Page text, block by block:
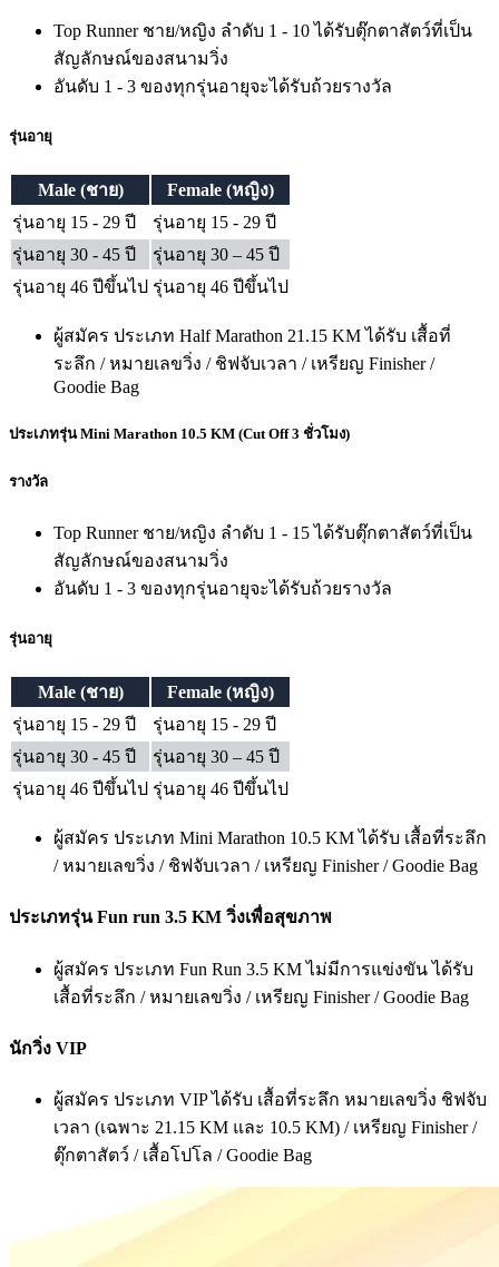
Top Runner ชาย/หญิง ลำดับ 1 - 10 ได้รับตุ๊กตาสัตว์ที่เป็น
สัญลักษณ์ของสนามวิ่ง
อันดับ 1 - 3 ของทุกรุ่นอายุจะได้รับถ้วยรางวัล
รุ่นอายุ
Male (ชาย)
Female (หญิง)
รุ่นอายุ 15 - 29 ปี
รุ่นอายุ 15 - 29 ปี
รุ่นอายุ 30 - 45 ปี
รุ่นอายุ 30 – 45 ปี
รุ่นอายุ 46 ปีขึ้นไป รุ่นอายุ 46 ปีขึ้นไป
ผู้สมัคร ประเภท Half Marathon 21.15 KM ได้รับ เสื้อที่
ระลึก / หมายเลขวิ่ง / ชิฟจับเวลา / เหรียญ Finisher /
Goodie Bag
ประเภทรุ่น Mini Marathon 10.5 KM (Cut Off 3 ชั่วโมง)
รางวัล
Top Runner ชาย/หญิง ลำดับ 1 - 15 ได้รับตุ๊กตาสัตว์ที่เป็น
สัญลักษณ์ของสนามวิ่ง
อันดับ 1 - 3 ของทุกรุ่นอายุจะได้รับถ้วยรางวัล
รุ่นอายุ
Male (ชาย)
Female (หญิง)
รุ่นอายุ 15 - 29 ปี
รุ่นอายุ 15 - 29 ปี
รุ่นอายุ 30 - 45 ปี
รุ่นอายุ 30 – 45 ปี
รุ่นอายุ 46 ปีขึ้นไป รุ่นอายุ 46 ปีขึ้นไป
ผู้สมัคร ประเภท Mini Marathon 10.5 KM ได้รับ เสื้อที่ระลึก
/ หมายเลขวิ่ง / ชิฟจับเวลา / เหรียญ Finisher / Goodie Bag
ประเภทรุ่น Fun run 3.5 KM วิ่งเพื่อสุขภาพ
ผู้สมัคร ประเภท Fun Run 3.5 KM ไม่มีการแข่งขัน ได้รับ
เสื้อที่ระลึก / หมายเลขวิ่ง / เหรียญ Finisher / Goodie Bag
นักวิ่ง VIP
ผู้สมัคร ประเภท VIP ได้รับ เสื้อที่ระลึก หมายเลขวิ่ง ชิฟจับ
เวลา (เฉพาะ 21.15 KM และ 10.5 KM) / เหรียญ Finisher /
ตุ๊กตาสัตว์ / เสื้อโปโล / Goodie Bag